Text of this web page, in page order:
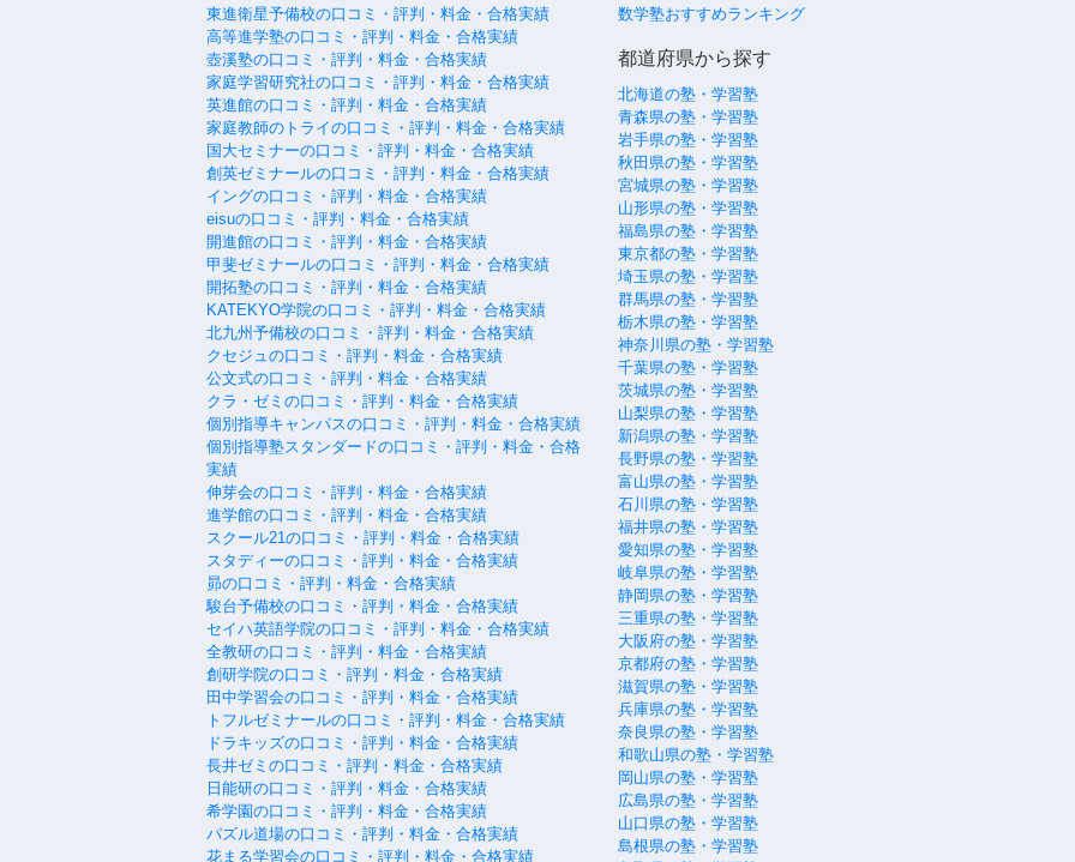
東進衛星予備校の口コミ・評判・料金・合格実績
高等進学塾の口コミ・評判・料金・合格実績
壺溪塾の口コミ・評判・料金・合格実績
家庭学習研究社の口コミ・評判・料金・合格実績
英進館の口コミ・評判・料金・合格実績
家庭教師のトライの口コミ・評判・料金・合格実績
国大セミナーの口コミ・評判・料金・合格実績
創英ゼミナールの口コミ・評判・料金・合格実績
イングの口コミ・評判・料金・合格実績
eisuの口コミ・評判・料金・合格実績
開進館の口コミ・評判・料金・合格実績
甲斐ゼミナールの口コミ・評判・料金・合格実績
開拓塾の口コミ・評判・料金・合格実績
KATEKYO学院の口コミ・評判・料金・合格実績
北九州予備校の口コミ・評判・料金・合格実績
クセジュの口コミ・評判・料金・合格実績
公文式の口コミ・評判・料金・合格実績
クラ・ゼミの口コミ・評判・料金・合格実績
個別指導キャンパスの口コミ・評判・料金・合格実績
個別指導塾スタンダードの口コミ・評判・料金・合格
実績
伸芽会の口コミ・評判・料金・合格実績
進学館の口コミ・評判・料金・合格実績
スクール21の口コミ・評判・料金・合格実績
スタディーの口コミ・評判・料金・合格実績
昴の口コミ・評判・料金・合格実績
駿台予備校の口コミ・評判・料金・合格実績
セイハ英語学院の口コミ・評判・料金・合格実績
全教研の口コミ・評判・料金・合格実績
創研学院の口コミ・評判・料金・合格実績
田中学習会の口コミ・評判・料金・合格実績
トフルゼミナールの口コミ・評判・料金・合格実績
ドラキッズの口コミ・評判・料金・合格実績
長井ゼミの口コミ・評判・料金・合格実績
日能研の口コミ・評判・料金・合格実績
希学園の口コミ・評判・料金・合格実績
パズル道場の口コミ・評判・料金・合格実績
花まる学習会の口コミ・評判・料金・合格実績
数学塾おすすめランキング
都道府県から探す
北海道の塾・学習塾
青森県の塾・学習塾
岩手県の塾・学習塾
秋田県の塾・学習塾
宮城県の塾・学習塾
山形県の塾・学習塾
福島県の塾・学習塾
東京都の塾・学習塾
埼玉県の塾・学習塾
群馬県の塾・学習塾
栃木県の塾・学習塾
神奈川県の塾・学習塾
千葉県の塾・学習塾
茨城県の塾・学習塾
山梨県の塾・学習塾
新潟県の塾・学習塾
長野県の塾・学習塾
富山県の塾・学習塾
石川県の塾・学習塾
福井県の塾・学習塾
愛知県の塾・学習塾
岐阜県の塾・学習塾
静岡県の塾・学習塾
三重県の塾・学習塾
大阪府の塾・学習塾
京都府の塾・学習塾
滋賀県の塾・学習塾
兵庫県の塾・学習塾
奈良県の塾・学習塾
和歌山県の塾・学習塾
岡山県の塾・学習塾
広島県の塾・学習塾
山口県の塾・学習塾
島根県の塾・学習塾